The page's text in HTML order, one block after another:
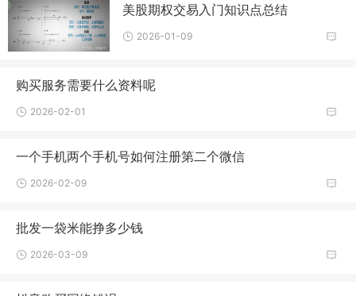
美股期权交易入门知识点总结
2026-01-09
购买服务需要什么资料呢
2026-02-01
一个手机两个手机号如何注册第二个微信
2026-02-09
批发一袋米能挣多少钱
2026-03-09